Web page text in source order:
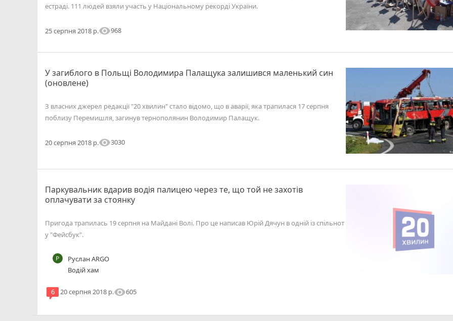
естраді. 111 людей взяли участь у Національному рекорді України.
25 серпня 2018 р.visibility968
У загиблого в Польщі Володимира Палащука залишився маленький син
(оновлене)
З власних джерел редакції "20 хвилин" стало відомо, що в аварії, яка трапилася 17 серпня
поблизу Перемишля, загинув тернополянин Володимир Палащук.
20 серпня 2018 р.visibility3030
Паркувальник вдарив водія палицею через те, що той не захотів
оплачувати за стоянку
Пригода трапилась 19 серпня на Майдані Волі. Про це написав Юрій Дячун в одній із спільнот
у "Фейсбук".
Руслан ARGO
Водій хам
6 20 серпня 2018 р.visibility605